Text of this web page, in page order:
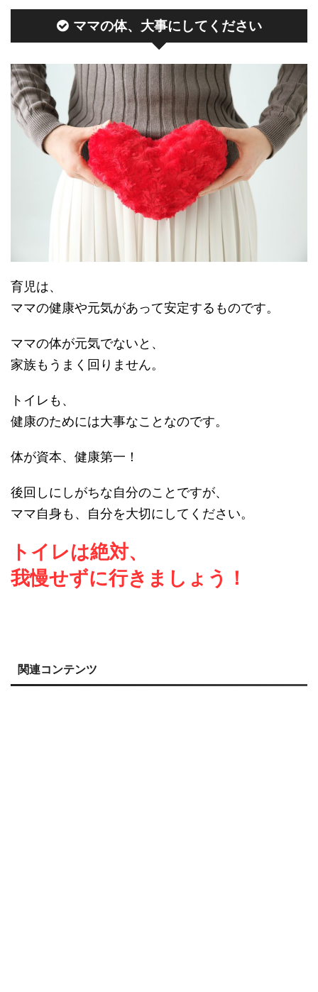
ママの体、大事にしてください
育児は、
ママの健康や元気があって安定するものです。
ママの体が元気でないと、
家族もうまく回りません。
トイレも、
健康のためには大事なことなのです。
体が資本、健康第一！
後回しにしがちな自分のことですが、
ママ自身も、自分を大切にしてください。
トイレは絶対、
我慢せずに行きましょう！
関連コンテンツ